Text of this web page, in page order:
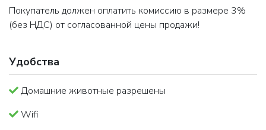
Покупатель должен оплатить комиссию в размере 3%
(без НДС) от согласованной цены продажи!
Удобства
Домашние животные разрешены
Wifi